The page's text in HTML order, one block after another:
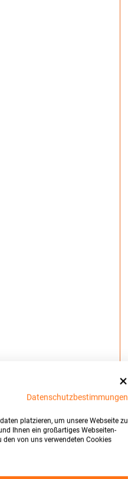
Datenschutzbestimmungen
platzieren, um unsere Webseite zu
Ihnen ein großartiges Webseiten-
von uns verwendeten Cookies